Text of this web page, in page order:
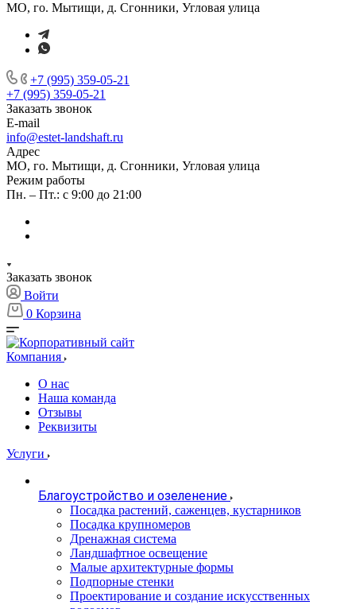
МО, го. Мытищи, д. Сгонники, Угловая улица
+7 (995) 359-05-21
+7 (995) 359-05-21
Заказать звонок
E-mail
info@estet-landshaft.ru
Адрес
МО, го. Мытищи, д. Сгонники, Угловая улица
Режим работы
Пн. – Пт.: с 9:00 до 21:00
Заказать звонок
Войти
0 Корзина
Компания
О нас
Наша команда
Отзывы
Реквизиты
Услуги
Благоустройство и озеленение
Посадка растений, саженцев, кустарников
Посадка крупномеров
Дренажная система
Ландшафтное освещение
Малые архитектурные формы
Подпорные стенки
Проектирование и создание искусственных